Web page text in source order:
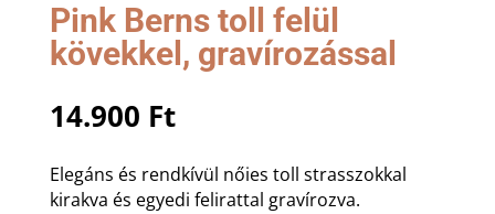
Pink Berns toll felül
kövekkel, gravírozással
14.900 Ft
Elegáns és rendkívül nőies toll strasszokkal
kirakva és egyedi felirattal gravírozva.